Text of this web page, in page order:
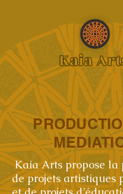
Kaia
Kaia Arts propose la
de projets artistiques